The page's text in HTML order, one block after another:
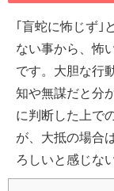
｢盲蛇に怖じず｣
ない事から、怖
です。大胆な行
知や無謀だと分
に判断した上で
が、大抵の場合
ろしいと感じな